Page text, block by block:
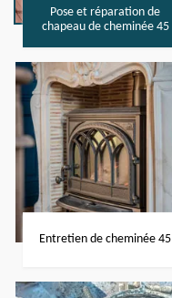
Pose et réparation de
chapeau de cheminée 45
Entretien de cheminée 45